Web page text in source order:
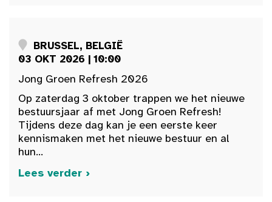
BRUSSEL, BELGIË
03 OKT 2026 | 10:00
Jong Groen Refresh 2026
Op zaterdag 3 oktober trappen we het nieuwe
bestuursjaar af met Jong Groen Refresh!
Tijdens deze dag kan je een eerste keer
kennismaken met het nieuwe bestuur en al
hun...
Lees verder ›